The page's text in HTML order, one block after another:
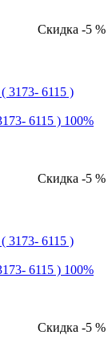
Скидка -5 %
6115 ) 100%
Скидка -5 %
6115 ) 100%
Скидка -5 %